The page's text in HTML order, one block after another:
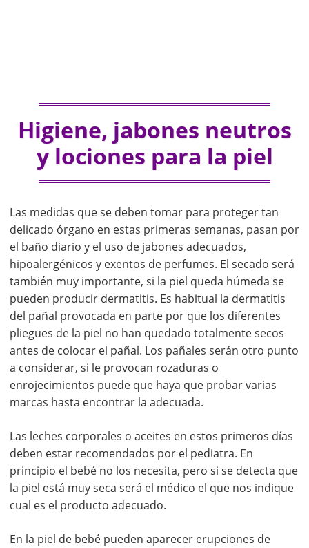
Higiene, jabones neutros
y lociones para la piel
Las medidas que se deben tomar para proteger tan
delicado órgano en estas primeras semanas, pasan por
el baño diario y el uso de jabones adecuados,
hipoalergénicos y exentos de perfumes. El secado será
también muy importante, si la piel queda húmeda se
pueden producir dermatitis. Es habitual la dermatitis
del pañal provocada en parte por que los diferentes
pliegues de la piel no han quedado totalmente secos
antes de colocar el pañal. Los pañales serán otro punto
a considerar, si le provocan rozaduras o
enrojecimientos puede que haya que probar varias
marcas hasta encontrar la adecuada.
Las leches corporales o aceites en estos primeros días
deben estar recomendados por el pediatra. En
principio el bebé no los necesita, pero si se detecta que
la piel está muy seca será el médico el que nos indique
cual es el producto adecuado.
En la piel de bebé pueden aparecer erupciones de